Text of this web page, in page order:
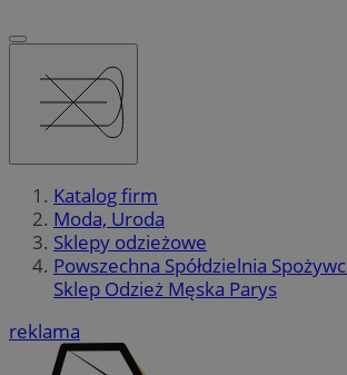
Katalog firm
Moda, Uroda
Sklepy odzieżowe
Powszechna Spółdzielnia
Sklep Odzież Męska Parys
reklama